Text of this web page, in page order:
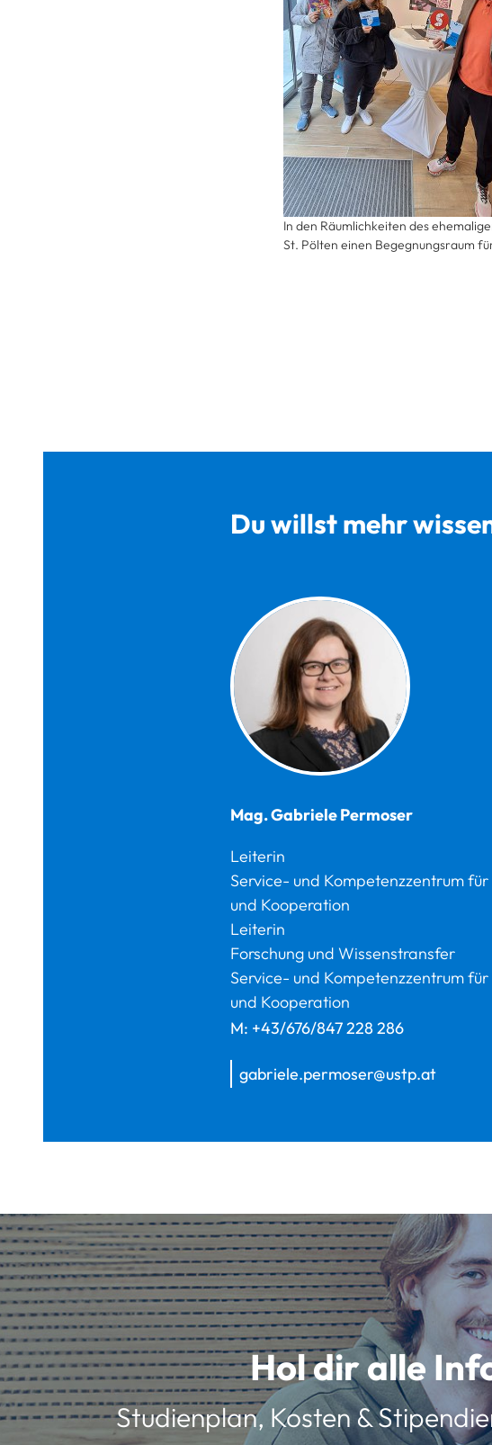
In den Räumlichkeiten des
St. Pölten einen Begegnungsraum
Du willst mehr
Mag.GabrielePermoser
Leiterin
Service- und Kompetenzzentrum für
und Kooperation
Leiterin
Forschung und Wissenstransfer
Service- und Kompetenzzentrum für
und Kooperation
M: +43/676/847 228 286
gabriele.permoser@ustp.at
Hol dir alle
Studienplan, Kosten &